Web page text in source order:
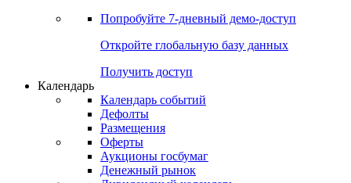
Попробуйте 7-дневный демо-доступ
Откройте глобальную базу данных
Получить доступ
Календарь
Календарь событий
Дефолты
Размещения
Оферты
Аукционы госбумаг
Денежный рынок